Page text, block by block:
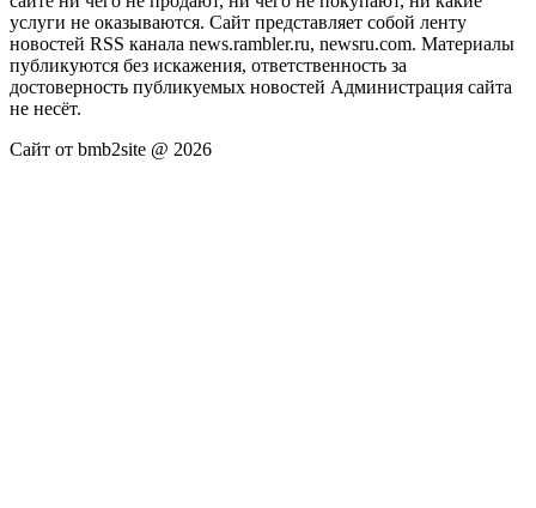
услуги не оказываются. Сайт представляет собой ленту
новостей RSS канала news.rambler.ru, newsru.com. Материалы
публикуются без искажения, ответственность за
достоверность публикуемых новостей Администрация сайта
не несёт.
Сайт от bmb2site @ 2026